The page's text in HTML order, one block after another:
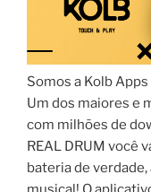
Somos a Kolb
Um dos maiores e
com milhões de
REAL DRUM você
bateria de